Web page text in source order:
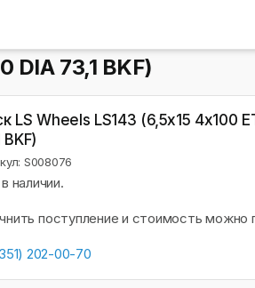
DIA 73,1 BKF)
LS Wheels LS143 (6,5х15 4x100
BKF)
S008076
наличии.
поступление и стоимость можно
202-00-70